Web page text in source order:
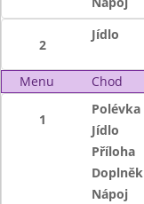
2
Jídlo
Menu Chod
1
Polévka
Jídlo
Příloha
Doplněk
Nápoj